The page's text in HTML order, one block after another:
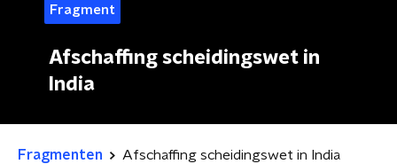
Fragment
Afschaffing scheidingswet in
India
Fragmenten Afschaffing scheidingswet in India